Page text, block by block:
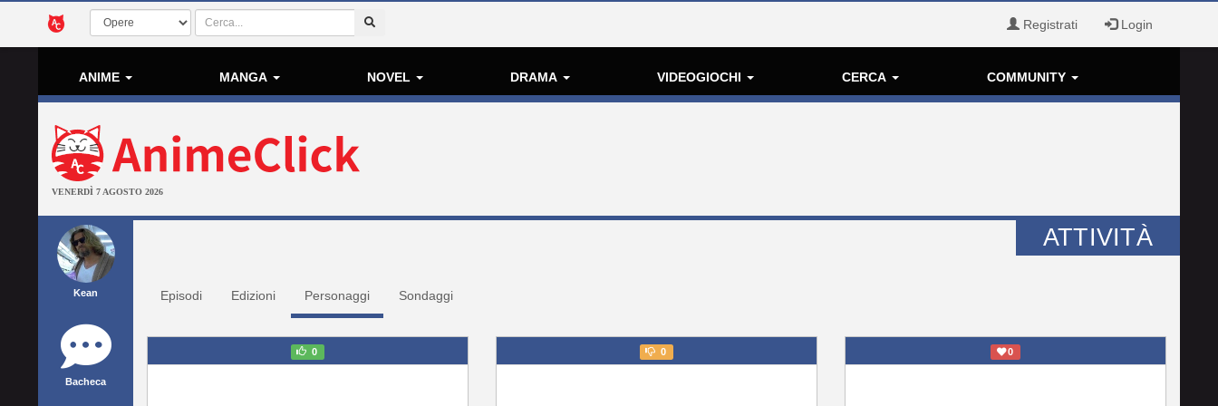
Registrati Login
ANIME MANGA NOVEL DRAMA VIDEOGIOCHI CERCA COMMUNITY
VENERDÌ 7 AGOSTO 2026
Kean
Bacheca
ATTIVITÀ
Episodi Edizioni Personaggi Sondaggi
0 0 0